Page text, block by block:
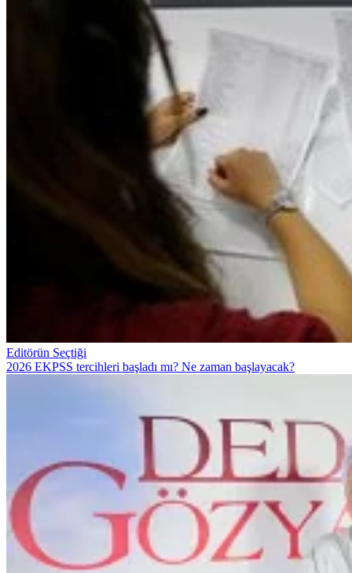
Editörün Seçtiği
2026 EKPSS tercihleri başladı mı? Ne zaman başlayacak?